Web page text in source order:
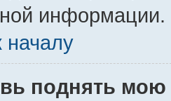
информации.
началу
поднять мою